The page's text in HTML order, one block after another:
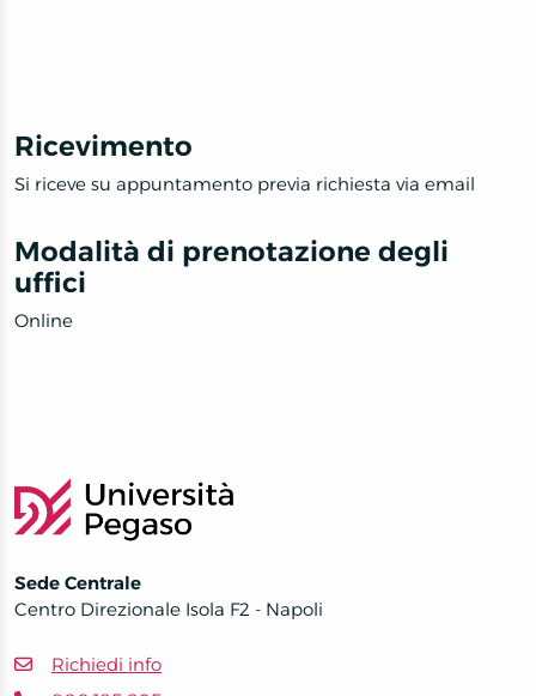
Ricevimento
Si riceve su appuntamento previa richiesta via email
Modalità di prenotazione degli
uffici
Online
Sede Centrale
Centro Direzionale Isola F2 - Napoli
Richiedi info